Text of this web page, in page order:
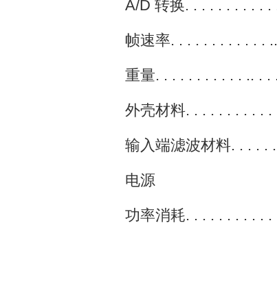
A/D 转换. . . . . . . . . . .
帧速率. . . . . . . . . . . .
重量. . . . . . . . . . . .. . .
外壳材料. . . . . . . . . .
输入端滤波材料. . . . .
电源
功率消耗. . . . . . . . . .
12-32V